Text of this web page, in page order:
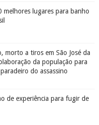
melhores lugares para banho
morto a tiros em São José da
da população para
do assassino
de experiência para fugir de